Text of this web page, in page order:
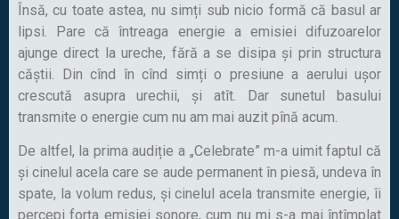
Însă, cu toate astea, nu simți sub nicio formă că basul ar
lipsi. Pare că întreaga energie a emisiei difuzoarelor
ajunge direct la ureche, fără a se disipa și prin structura
căștii. Din cînd în cînd simți o presiune a aerului ușor
crescută asupra urechii, și atît. Dar sunetul basului
transmite o energie cum nu am mai auzit pînă acum.
De altfel, la prima audiție a „Celebrate” m-a uimit faptul că
și cinelul acela care se aude permanent în piesă, undeva în
spate, la volum redus, și cinelul acela transmite energie, îi
percepi forța emisiei sonore, cum nu mi s-a mai întîmplat